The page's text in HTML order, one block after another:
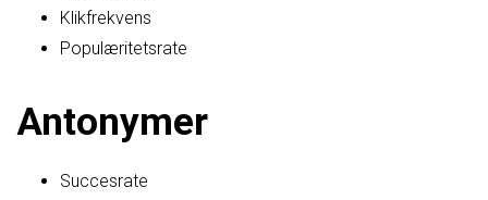
Klikfrekvens
Populæritetsrate
Antonymer
Succesrate